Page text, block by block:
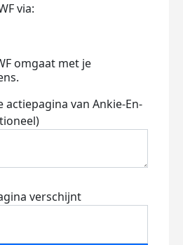
via:
omgaat met je
actiepagina van Ankie-En-
verschijnt